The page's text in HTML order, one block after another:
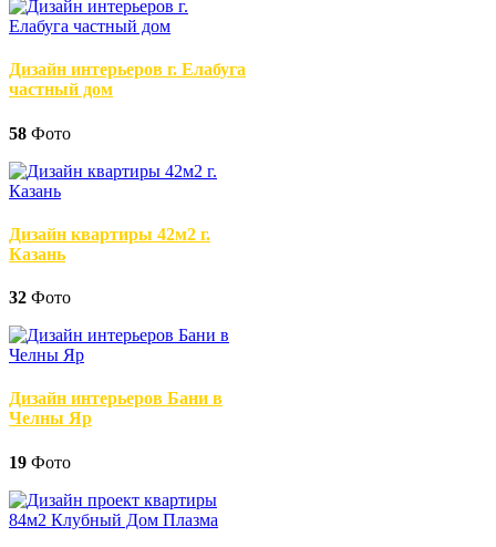
Дизайн интерьеров г. Елабуга
частный дом
58 Фото
Дизайн квартиры 42м2 г.
Казань
32 Фото
Дизайн интерьеров Бани в
Челны Яр
19 Фото